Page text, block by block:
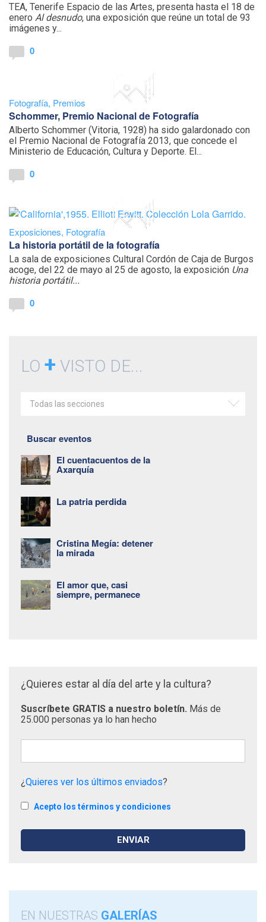
TEA, Tenerife Espacio de las Artes, presenta hasta el 18 de
enero Al desnudo, una exposición que reúne un total de 93
imágenes y...
0
Fotografía, Premios
Schommer, Premio Nacional de Fotografía
Alberto Schommer (Vitoria, 1928) ha sido galardonado con
el Premio Nacional de Fotografía 2013, que concede el
Ministerio de Educación, Cultura y Deporte. El...
0
Exposiciones, Fotografía
La historia portátil de la fotografía
La sala de exposiciones Cultural Cordón de Caja de Burgos
acoge, del 22 de mayo al 25 de agosto, la exposición Una
historia portátil...
0
LO + VISTO DE...
Todas las secciones
Buscar eventos
El cuentacuentos de la
Axarquía
La patria perdida
Cristina Megía: detener
la mirada
El amor que, casi
siempre, permanece
¿Quieres estar al día del arte y la cultura?
Suscríbete GRATIS a nuestro boletín. Más de
25.000 personas ya lo han hecho
¿Quieres ver los últimos enviados?
Acepto los términos y condiciones
EN NUESTRAS GALERÍAS